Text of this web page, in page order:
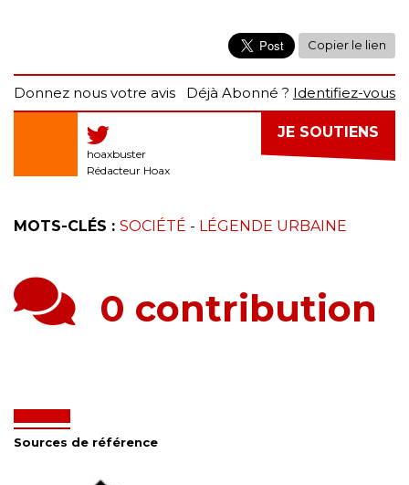
Copier le lien
Donnez nous votre avis Déjà Abonné ? Identifiez-vous
JE SOUTIENS
hoaxbuster
Rédacteur Hoax
MOTS-CLÉS : SOCIÉTÉ - LÉGENDE URBAINE
0 contribution
Sources de référence